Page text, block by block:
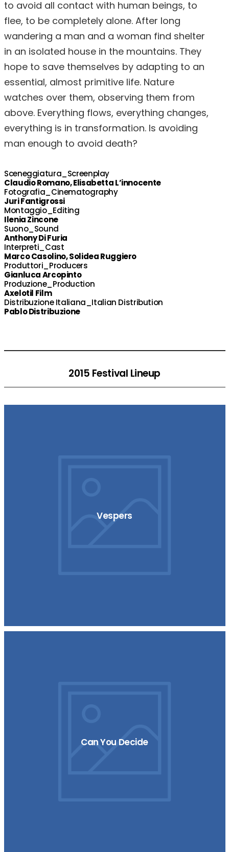
to avoid all contact with human beings, to
flee, to be completely alone. After long
wandering a man and a woman find shelter
in an isolated house in the mountains. They
hope to save themselves by adapting to an
essential, almost primitive life. Nature
watches over them, observing them from
above. Everything flows, everything changes,
everything is in transformation. Is avoiding
man enough to avoid death?
Sceneggiatura_Screenplay
Claudio Romano, Elisabetta L’innocente
Fotografia_Cinematography
Juri Fantigrossi
Montaggio_Editing
Ilenia Zincone
Suono_Sound
Anthony Di Furia
Interpreti_Cast
Marco Casolino, Solidea Ruggiero
Produttori_Producers
Gianluca Arcopinto
Produzione_Production
Axelotil Film
Distribuzione Italiana_Italian Distribution
Pablo Distribuzione
2015 Festival Lineup
Vespers
Can You Decide